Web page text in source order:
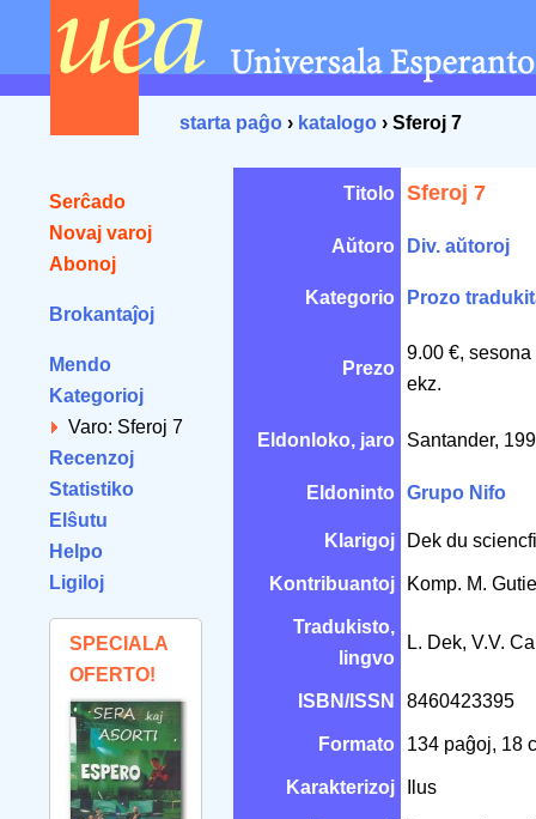
starta paĝo › katalogo › Sferoj 7
Serĉado
Novaj varoj
Abonoj
Brokantaĵoj
Mendo
Kategorioj
Varo: Sferoj 7
Recenzoj
Statistiko
Elŝutu
Helpo
Ligiloj
SPECIALA
OFERTO!
Titolo Sferoj 7
Aŭtoro Div. aŭtoroj
Kategorio Prozo
Prezo
9.00 €,
ekz.
Eldonloko, jaro Santander,
Eldoninto Grupo Nifo
Klarigoj Dek du
Kontribuantoj Komp. M.
Tradukisto,
lingvo
L. Dek, V.V.
ISBN/ISSN 8460423395
Formato 134 paĝoj, 18
Karakterizoj Ilus